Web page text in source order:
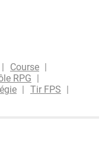
Course
RPG
Tir FPS